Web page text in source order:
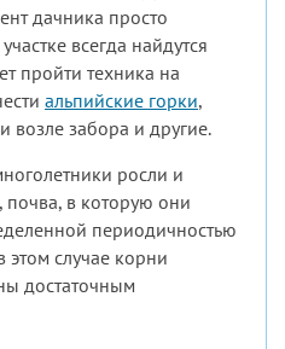
дачника просто
всегда найдутся
пройти техника на
альпийские горки,
возле забора и другие.
росли и
почва, в которую они
периодичностью
этом случае корни
достаточным